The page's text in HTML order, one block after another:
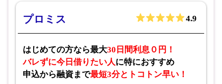
プロミス 4.9
はじめての方なら最大30日間利息０円！
バレずに今日借りたい人に特におすすめ
申込から融資まで最短3分とトコトン早い！